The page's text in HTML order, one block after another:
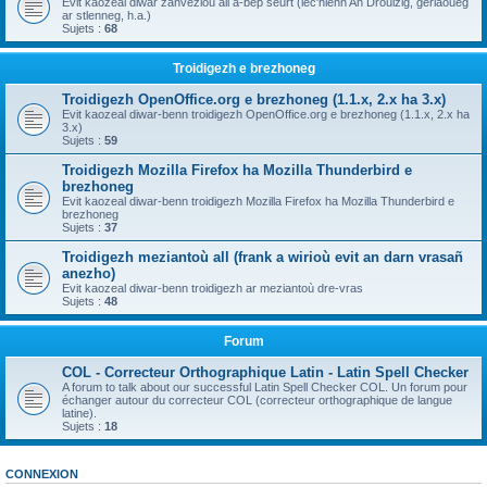
ar stlenneg, h.a.)
Sujets : 68
Troidigezh e brezhoneg
Troidigezh OpenOffice.org e brezhoneg (1.1.x, 2.x ha 3.x)
Evit kaozeal diwar-benn troidigezh OpenOffice.org e brezhoneg (1.1.x, 2.x ha
3.x)
Sujets : 59
Troidigezh Mozilla Firefox ha Mozilla Thunderbird e
brezhoneg
Evit kaozeal diwar-benn troidigezh Mozilla Firefox ha Mozilla Thunderbird e
brezhoneg
Sujets : 37
Troidigezh meziantoù all (frank a wirioù evit an darn vrasañ
anezho)
Evit kaozeal diwar-benn troidigezh ar meziantoù dre-vras
Sujets : 48
Forum
COL - Correcteur Orthographique Latin - Latin Spell Checker
A forum to talk about our successful Latin Spell Checker COL. Un forum pour
échanger autour du correcteur COL (correcteur orthographique de langue
latine).
Sujets : 18
CONNEXION